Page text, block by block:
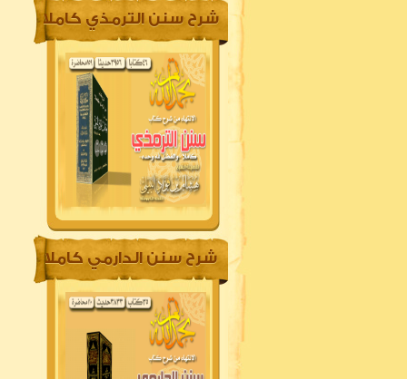
شرح سنن الترمذي كاملا
شرح سنن الدارمي كاملا